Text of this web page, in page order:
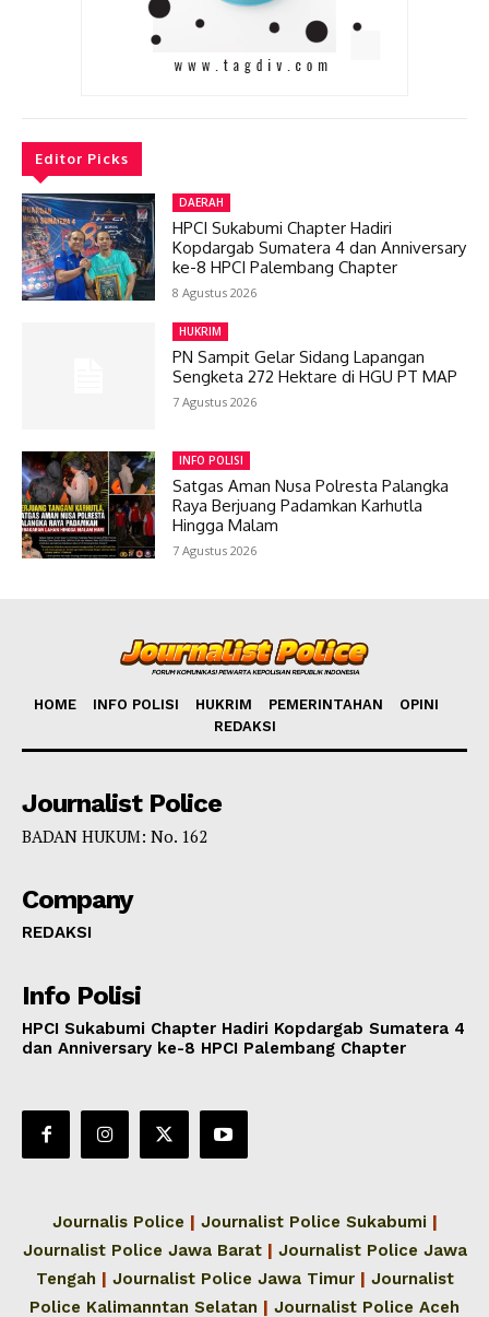
Editor Picks
DAERAH
HPCI Sukabumi Chapter Hadiri
Kopdargab Sumatera 4 dan Anniversary
ke-8 HPCI Palembang Chapter
8 Agustus 2026
HUKRIM
PN Sampit Gelar Sidang Lapangan
Sengketa 272 Hektare di HGU PT MAP
7 Agustus 2026
INFO POLISI
Satgas Aman Nusa Polresta Palangka
Raya Berjuang Padamkan Karhutla
Hingga Malam
7 Agustus 2026
HOME INFO POLISI HUKRIM PEMERINTAHAN
OPINI
REDAKSI
Journalist Police
BADAN HUKUM: No. 162
Company
REDAKSI
Info Polisi
HPCI Sukabumi Chapter Hadiri Kopdargab Sumatera 4
dan Anniversary ke-8 HPCI Palembang Chapter
Journalis Police Journalist Police Sukabumi
Journalist Police Jawa Barat
Journalist Police Jawa
Tengah
Journalist Police Jawa Timur
Journalist
Police Kalimanntan Selatan
Journalist Police Aceh